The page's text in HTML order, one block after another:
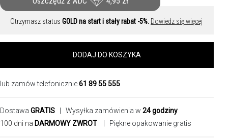
Otrzymasz status GOLD na start i stały rabat -5%. Dowiedz się więcej
DODAJ DO KOSZYKA
lub zamów telefonicznie61 89 55 555
Dostawa GRATIS | Wysyłka zamówienia w 24 godziny
100 dni na DARMOWY ZWROT | Piękne opakowanie gratis